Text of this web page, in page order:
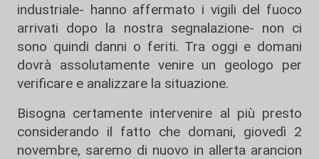
industriale- hanno affermato i vigili del fuoco
arrivati dopo la nostra segnalazione- non ci
sono quindi danni o feriti. Tra oggi e domani
dovrà assolutamente venire un geologo per
verificare e analizzare la situazione.
Bisogna certamente intervenire al più presto
considerando il fatto che domani, giovedì 2
novembre, saremo di nuovo in allerta arancion